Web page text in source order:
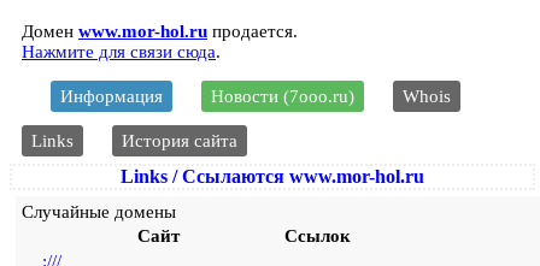
Домен www.mor-hol.ru продается.
Нажмите для связи сюда.
Информация Новости (7ooo.ru) Whois
Links История сайта
Links / Ссылаются www.mor-hol.ru
Случайные домены
Сайт
Ссылок
:///